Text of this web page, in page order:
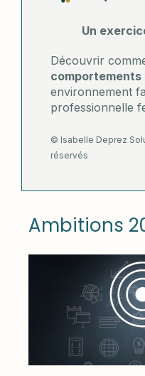
Un
Découvrir
comportements
environnement
professionnelle
©️ Isabelle Deprez
réservés
Ambitions